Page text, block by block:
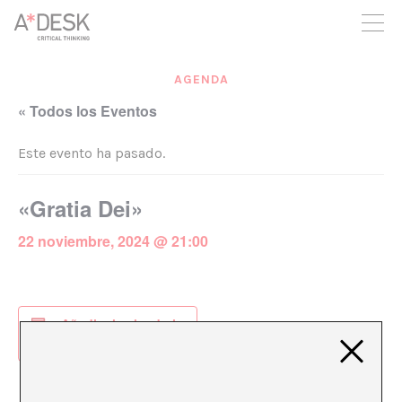
crees también en A*DESK seguimos necesitándote para poder
seguir adelante. Ahora puedes participar del proyecto y
apoyarlo.
AGENDA
« Todos los Eventos
Este evento ha pasado.
«Gratia Dei»
22 noviembre, 2024 @ 21:00
Añadir al calendario